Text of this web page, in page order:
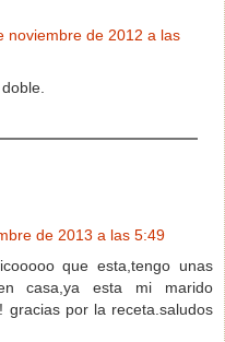
noviembre de 2012 a las
de 2013 a las 5:49
que esta,tengo unas
casa,ya esta mi marido
gracias por la receta.saludos